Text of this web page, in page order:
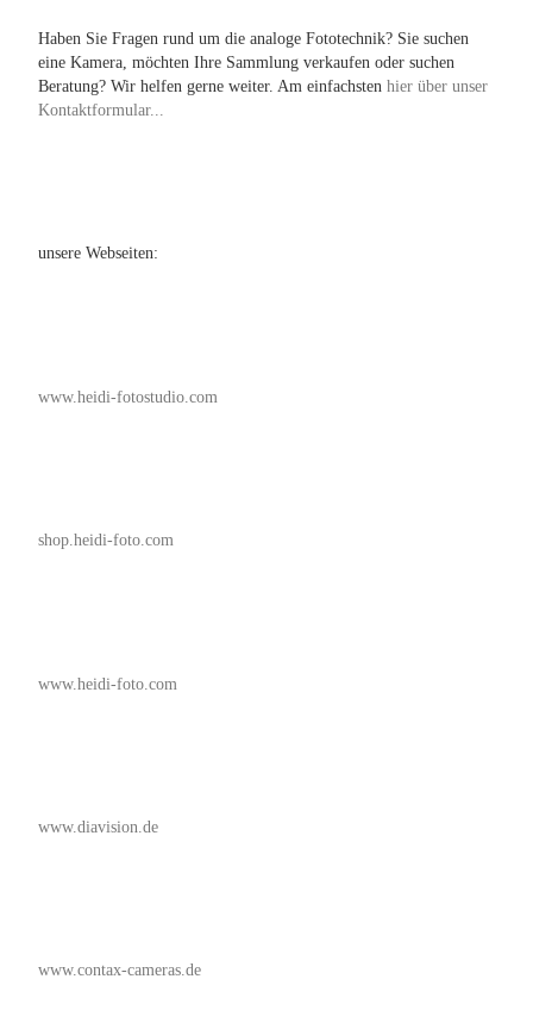
Haben Sie Fragen rund um die analoge Fototechnik? Sie suchen
eine Kamera, möchten Ihre Sammlung verkaufen oder suchen
Beratung? Wir helfen gerne weiter. Am einfachsten hier über unser
Kontaktformular...
unsere Webseiten:
www.heidi-fotostudio.com
shop.heidi-foto.com
www.heidi-foto.com
www.diavision.de
www.contax-cameras.de